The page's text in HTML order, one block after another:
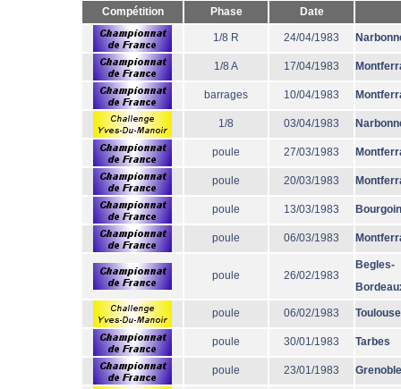
Compétition Phase Date
1/8 R 24/04/1983
1/8 A 17/04/1983
barrages 10/04/1983
1/8 03/04/1983
poule 27/03/1983
poule 20/03/1983
poule 13/03/1983 Bourgoin
poule 06/03/1983
poule 26/02/1983
Begles-
poule 06/02/1983 Toulouse
poule 30/01/1983 Tarbes
poule 23/01/1983 Grenoble